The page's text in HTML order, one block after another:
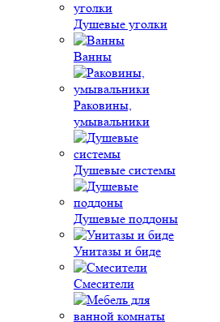
Душевые уголки
Ванны
Раковины,
умывальники
Душевые системы
Душевые поддоны
Унитазы и биде
Смесители